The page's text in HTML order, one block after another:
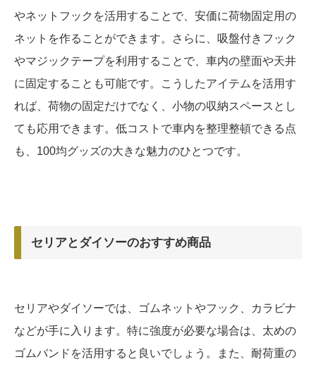
やネットフックを活用することで、安価に荷物固定用の
ネットを作ることができます。さらに、吸盤付きフック
やマジックテープを利用することで、車内の壁面や天井
に固定することも可能です。こうしたアイテムを活用す
れば、荷物の固定だけでなく、小物の収納スペースとし
ても応用できます。低コストで車内を整理整頓できる点
も、100均グッズの大きな魅力のひとつです。
セリアとダイソーのおすすめ商品
セリアやダイソーでは、ゴムネットやフック、カラビナ
などが手に入ります。特に強度が必要な場合は、太めの
ゴムバンドを活用すると良いでしょう。また、耐荷重の